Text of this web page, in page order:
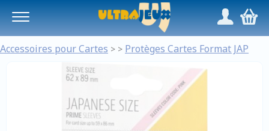
/,
Accessoires pour Cartes > > Protèges Cartes Format JAP